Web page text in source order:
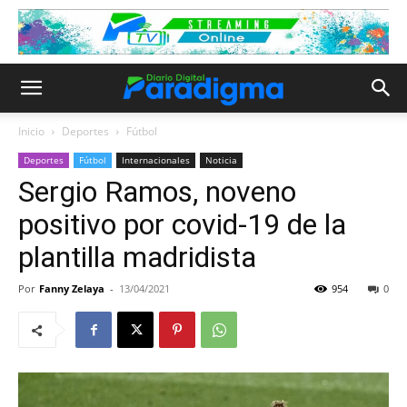
Inicio Deportes Fútbol
Deportes Fútbol Internacionales Noticia
Sergio Ramos, noveno
positivo por covid-19 de la
plantilla madridista
Por Fanny Zelaya - 13/04/2021 0
954